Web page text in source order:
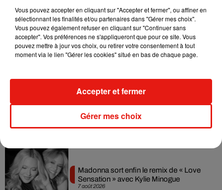
ce système d'ouverture. C'est ce qu'on appelle l'arroseur
arrosé !
7 août 2026
Julien Lieb s’essaye à la vie de chatelain
dans son nouveau clip
7 août 2026
Madonna sort enfin le remix de « Love
Sensation » avec Kylie Minogue
Vous pouvez accepter en cliquant sur "Accepter et fermer", ou affiner en
sélectionnant les finalités et/ou partenaires dans "Gérer mes choix".
Vous pouvez également refuser en cliquant sur "Continuer sans
accepter". Vos préférences ne s'appliqueront que pour ce site. Vous
pouvez mettre à jour vos choix, ou retirer votre consentement à tout
moment via le lien "Gérer les cookies" situé en bas de chaque page.
Gérer mes choix
Accepter et fermer